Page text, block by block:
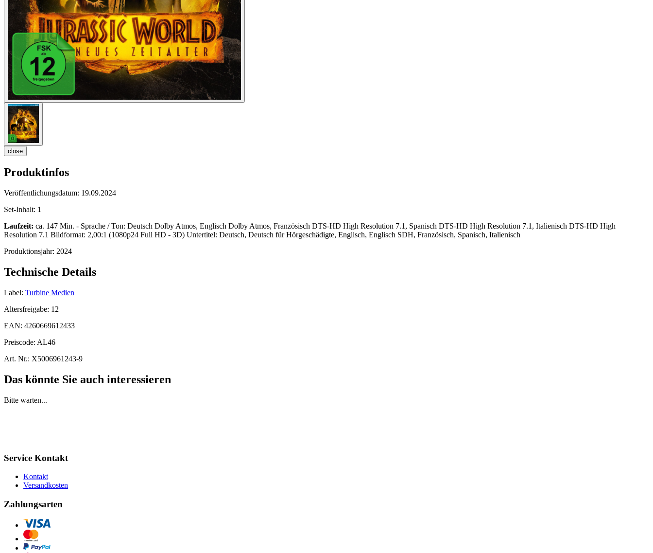
close
Produktinfos
Veröffentlichungsdatum: 19.09.2024
Set-Inhalt: 1
Laufzeit: ca. 147 Min. - Sprache / Ton: Deutsch Dolby Atmos, Englisch Dolby Atmos, Französisch DTS-HD High Resolution 7.1, Spanisch DTS-HD High Resolution 7.1, Italienisch DTS-HD High
Resolution 7.1 Bildformat: 2,00:1 (1080p24 Full HD - 3D) Untertitel: Deutsch, Deutsch für Hörgeschädigte, Englisch, Englisch SDH, Französisch, Spanisch, Italienisch
Produktionsjahr: 2024
Technische Details
Label: Turbine Medien
Altersfreigabe: 12
EAN: 4260669612433
Preiscode: AL46
Art. Nr.: X5006961243-9
Das könnte Sie auch interessieren
Bitte warten...
Service Kontakt
Kontakt
Versandkosten
Zahlungsarten